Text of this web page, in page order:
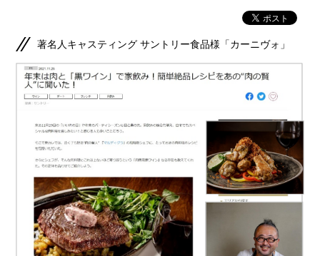
著名人キャスティング サントリー食品様「カーニヴォ」